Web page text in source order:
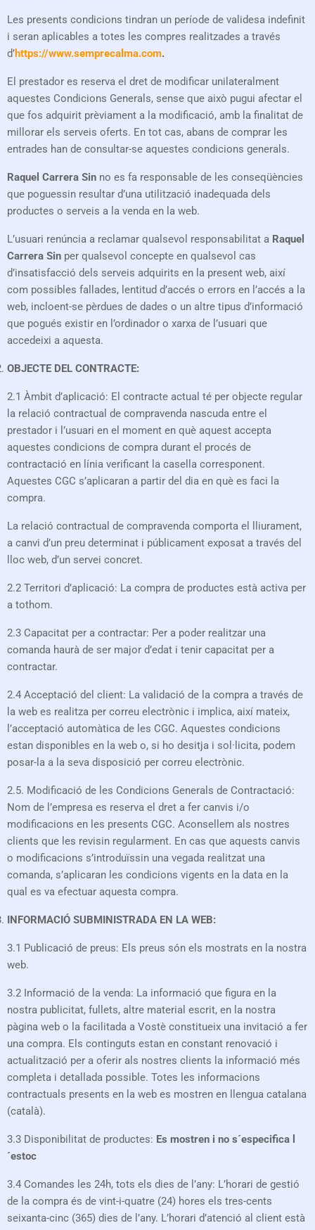
Les presents condicions tindran un període de validesa indefinit
i seran aplicables a totes les compres realitzades a través
d’https://www.semprecalma.com.
El prestador es reserva el dret de modificar unilateralment
aquestes Condicions Generals, sense que això pugui afectar el
que fos adquirit prèviament a la modificació, amb la finalitat de
millorar els serveis oferts. En tot cas, abans de comprar les
entrades han de consultar-se aquestes condicions generals.
Raquel Carrera Sin no es fa responsable de les conseqüències
que poguessin resultar d’una utilització inadequada dels
productes o serveis a la venda en la web.
L’usuari renúncia a reclamar qualsevol responsabilitat a Raquel
Carrera Sin per qualsevol concepte en qualsevol cas
d’insatisfacció dels serveis adquirits en la present web, així
com possibles fallades, lentitud d’accés o errors en l’accés a la
web, incloent-se pèrdues de dades o un altre tipus d’informació
que pogués existir en l’ordinador o xarxa de l’usuari que
accedeixi a aquesta.
OBJECTE DEL CONTRACTE:
2.1 Àmbit d’aplicació: El contracte actual té per objecte regular
la relació contractual de compravenda nascuda entre el
prestador i l’usuari en el moment en què aquest accepta
aquestes condicions de compra durant el procés de
contractació en línia verificant la casella corresponent.
Aquestes CGC s’aplicaran a partir del dia en què es faci la
compra.
La relació contractual de compravenda comporta el lliurament,
a canvi d’un preu determinat i públicament exposat a través del
lloc web, d’un servei concret.
2.2 Territori d’aplicació: La compra de productes està activa per
a tothom.
2.3 Capacitat per a contractar: Per a poder realitzar una
comanda haurà de ser major d’edat i tenir capacitat per a
contractar.
2.4 Acceptació del client: La validació de la compra a través de
la web es realitza per correu electrònic i implica, així mateix,
l’acceptació automàtica de les CGC. Aquestes condicions
estan disponibles en la web o, si ho desitja i sol·licita, podem
posar-la a la seva disposició per correu electrònic.
2.5. Modificació de les Condicions Generals de Contractació:
Nom de l’empresa es reserva el dret a fer canvis i/o
modificacions en les presents CGC. Aconsellem als nostres
clients que les revisin regularment. En cas que aquests canvis
o modificacions s’introduïssin una vegada realitzat una
comanda, s’aplicaran les condicions vigents en la data en la
qual es va efectuar aquesta compra.
INFORMACIÓ SUBMINISTRADA EN LA WEB:
3.1 Publicació de preus: Els preus són els mostrats en la nostra
web.
3.2 Informació de la venda: La informació que figura en la
nostra publicitat, fullets, altre material escrit, en la nostra
pàgina web o la facilitada a Vostè constitueix una invitació a fer
una compra. Els continguts estan en constant renovació i
actualització per a oferir als nostres clients la informació més
completa i detallada possible. Totes les informacions
contractuals presents en la web es mostren en llengua catalana
(català).
3.3 Disponibilitat de productes: Es mostren i no s´especifica l
´estoc
3.4 Comandes les 24h, tots els dies de l’any: L’horari de gestió
de la compra és de vint-i-quatre (24) hores els tres-cents
seixanta-cinc (365) dies de l’any. L’horari d’atenció al client està